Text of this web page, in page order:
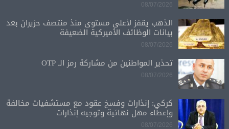
08/07/2026
الذهب يقفز لأعلى مستوى منذ منتصف حزيران بعد
بيانات الوظائف الأميركية الضعيفة
08/07/2026
تحذير المواطنين من مشاركة رمز الـ OTP
08/07/2026
كركي: إنذارات وفسخ عقود مع مستشفيات مخالفة
وإعطاء مهل نهائية وتوجيه إنذارات
08/07/2026